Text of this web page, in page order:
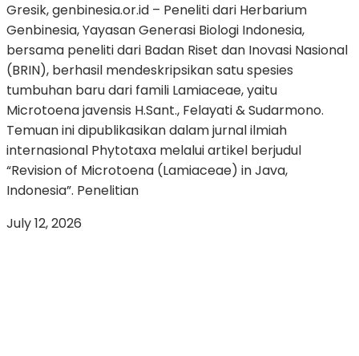
Gresik, genbinesia.or.id – Peneliti dari Herbarium
Genbinesia, Yayasan Generasi Biologi Indonesia,
bersama peneliti dari Badan Riset dan Inovasi Nasional
(BRIN), berhasil mendeskripsikan satu spesies
tumbuhan baru dari famili Lamiaceae, yaitu
Microtoena javensis H.Sant., Felayati & Sudarmono.
Temuan ini dipublikasikan dalam jurnal ilmiah
internasional Phytotaxa melalui artikel berjudul
“Revision of Microtoena (Lamiaceae) in Java,
Indonesia”. Penelitian
July 12, 2026